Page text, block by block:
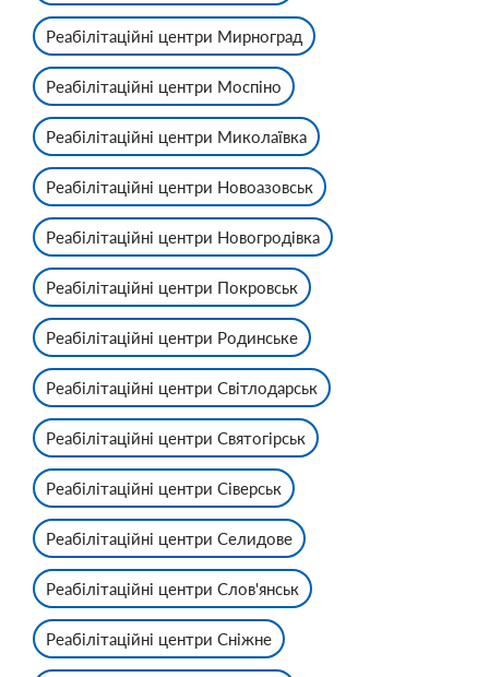
Реабілітаційні центри Мирноград
Реабілітаційні центри Моспіно
Реабілітаційні центри Миколаївка
Реабілітаційні центри Новоазовськ
Реабілітаційні центри Новогродівка
Реабілітаційні центри Покровськ
Реабілітаційні центри Родинське
Реабілітаційні центри Світлодарськ
Реабілітаційні центри Святогірськ
Реабілітаційні центри Сіверськ
Реабілітаційні центри Селидове
Реабілітаційні центри Слов'янськ
Реабілітаційні центри Сніжне